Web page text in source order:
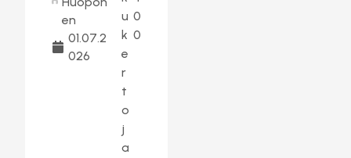
en
01.07.2
026
u
k
e
r
t
o
j
a
0
0